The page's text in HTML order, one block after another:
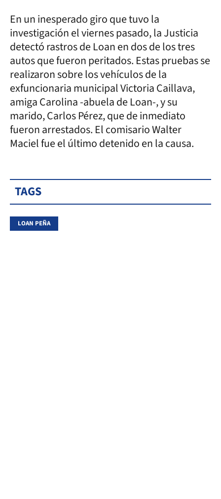
En un inesperado giro que tuvo la
investigación el viernes pasado, la Justicia
detectó rastros de Loan en dos de los tres
autos que fueron peritados. Estas pruebas se
realizaron sobre los vehículos de la
exfuncionaria municipal Victoria Caillava,
amiga Carolina -abuela de Loan-, y su
marido, Carlos Pérez, que de inmediato
fueron arrestados. El comisario Walter
Maciel fue el último detenido en la causa.
TAGS
LOAN PEÑA